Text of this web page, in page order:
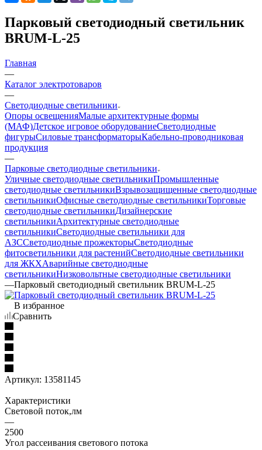
Парковый светодиодный светильник
BRUM-L-25
Главная
—
Каталог электротоваров
—
Светодиодные светильники
Опоры освещенияМалые архитектурные формы
(МАФ)Детское игровое оборудованиеСветодиодные
фигурыСиловые трансформаторыКабельно-проводниковая
продукция
—
Парковые светодиодные светильники
Уличные светодиодные светильникиПромышленные
светодиодные светильникиВзрывозащищенные светодиодные
светильникиОфисные светодиодные светильникиТорговые
светодиодные светильникиДизайнерские
светильникиАрхитектурные светодиодные
светильникиСветодиодные светильники для
АЗССветодиодные прожекторыСветодиодные
фитосветильники для растенийСветодиодные светильники
для ЖКХАварийные светодиодные
светильникиНизковольтные светодиодные светильники
—Парковый светодиодный светильник BRUM-L-25
В избранное
Сравнить
Артикул: 13581145
Характеристики
Световой поток,лм
—
2500
Угол рассеивания светового потока